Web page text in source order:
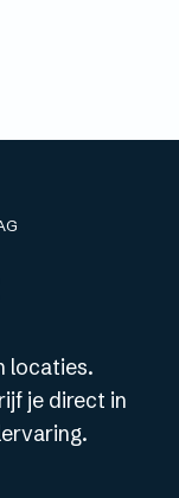
locaties.
je direct in